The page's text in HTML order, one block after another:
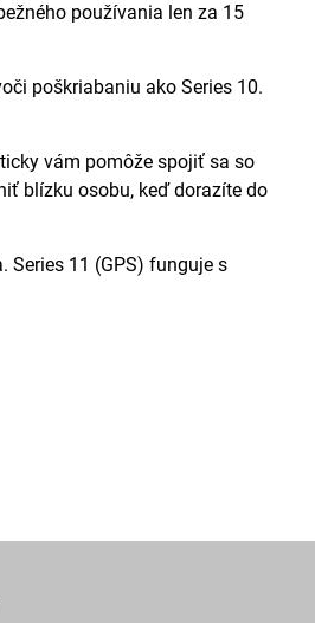
používania len za 15
poškriabaniu ako Series 10.
vám pomôže spojiť sa so
blízku osobu, keď dorazíte do
Series 11 (GPS) funguje s